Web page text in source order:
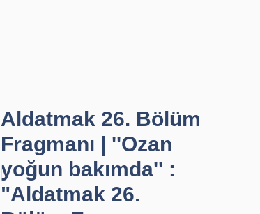
Aldatmak 26. Bölüm
Fragmanı | ''Ozan
yoğun bakımda'' :
"Aldatmak 26.